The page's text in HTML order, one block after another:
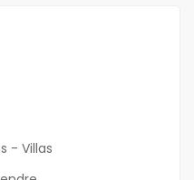
- Villas